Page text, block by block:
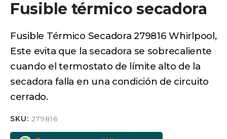
Fusible térmico secadora
Fusible Térmico Secadora 279816 Whirlpool,
Este evita que la secadora se sobrecaliente
cuando el termostato de límite alto de la
secadora falla en una condición de circuito
cerrado.
SKU: 279816